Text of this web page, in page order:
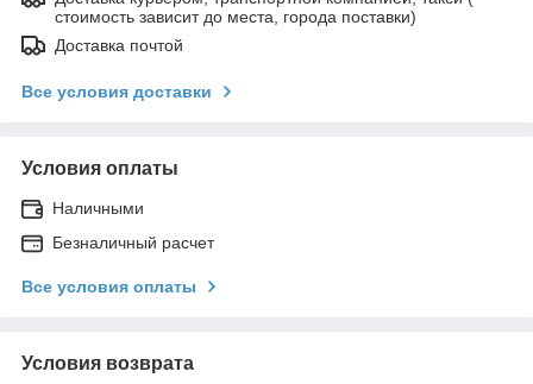
стоимость зависит до места, города поставки)
Доставка почтой
Все условия доставки
Условия оплаты
Наличными
Безналичный расчет
Все условия оплаты
Условия возврата